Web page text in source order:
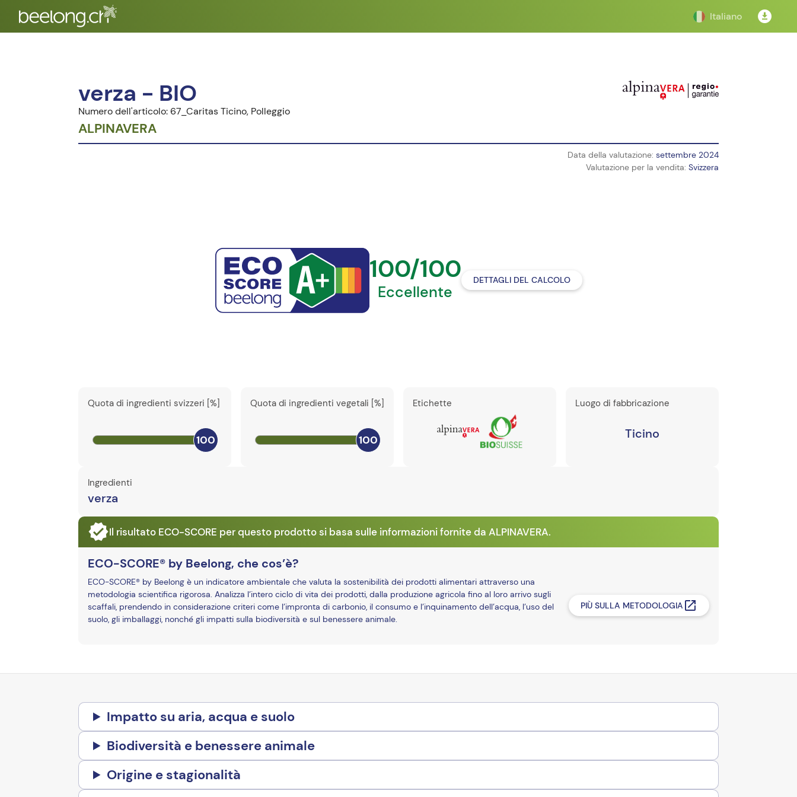
Italiano
verza - BIO
Numero dell'articolo: 67_Caritas Ticino, Polleggio
ALPINAVERA
Data della valutazione: settembre 2024
Valutazione per la vendita: Svizzera
100/100
Eccellente
DETTAGLI DEL CALCOLO
Quota di ingredienti svizzeri [%]
100
Quota di ingredienti vegetali [%]
100
Etichette Luogo di fabbricazione
Ticino
Ingredienti
verza
Il risultato ECO-SCORE per questo prodotto si basa sulle informazioni fornite da ALPINAVERA.
ECO-SCORE® by Beelong, che cos’è?
ECO-SCORE® by Beelong è un indicatore ambientale che valuta la sostenibilità dei prodotti alimentari attraverso una
metodologia scientifica rigorosa. Analizza l’intero ciclo di vita dei prodotti, dalla produzione agricola fino al loro arrivo sugli
scaffali, prendendo in considerazione criteri come l’impronta di carbonio, il consumo e l’inquinamento dell’acqua, l’uso del
suolo, gli imballaggi, nonché gli impatti sulla biodiversità e sul benessere animale.
PIÙ SULLA METODOLOGIA
Impatto su aria, acqua e suolo
Biodiversità e benessere animale
Origine e stagionalità